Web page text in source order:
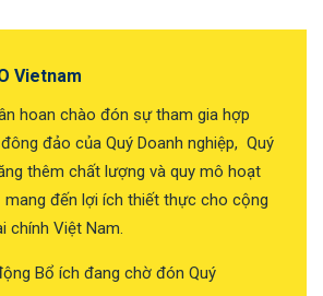
Vietnam
hoan chào đón sự tham gia hợp
đảo của Quý Doanh nghiệp, Quý
thêm chất lượng và quy mô hoạt
đến lợi ích thiết thực cho cộng
chính Việt Nam.
Bổ ích đang chờ đón Quý